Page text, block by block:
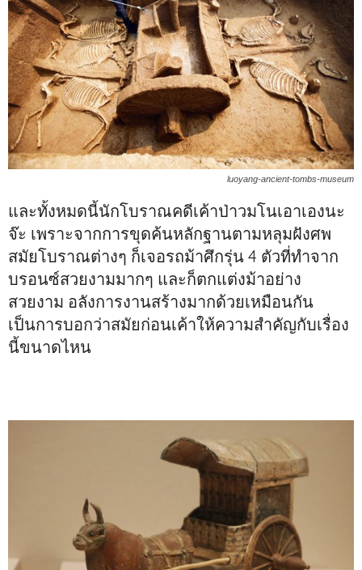
luoyang-ancient-tombs-museum
และทั้งหมดนี้นักโบราณคดีเค้าป่าวมโนเอาเองนะ
จ๊ะ เพราะจากการขุดค้นหลักฐานตามหลุมฝังศพ
สมัยโบราณต่างๆ ก็เจอรถม้าศึกรุ่น 4 ตัวที่ทำจาก
บรอนซ์สวยงามมากๆ และก็ตกแต่งม้าอย่าง
สวยงาม อลังการงานสร้างมากด้วยเหมือนกัน
เป็นการบอกว่าสมัยก่อนเค้าให้ความสำคัญกับเรื่อง
นี้ขนาดไหน